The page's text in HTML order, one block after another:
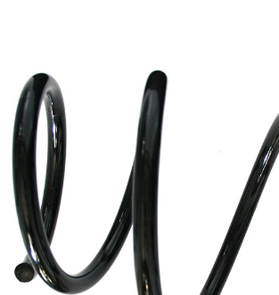
Délka
335 mm
Hmotnost
2,55 kg
Tvar
Šroubovitá
pružina s
konstatním
průměrem
Vnější
průměr
177 mm
Klíčové
písmeno
Průměr
drátu
14,00 mm